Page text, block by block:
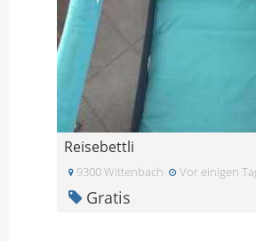
Reisebettli
9300 Wittenbach Vor einigen
Gratis